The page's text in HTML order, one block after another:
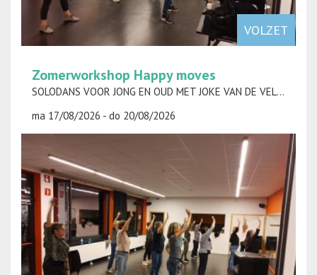
VOLZET
Zomerworkshop Happy moves
SOLODANS VOOR JONG EN OUD MET JOKE VAN DE VELDE
ma 17/08/2026 - do 20/08/2026